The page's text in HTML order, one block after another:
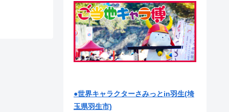
●世界キャラクターさみっとin羽生(埼
玉県羽生市)